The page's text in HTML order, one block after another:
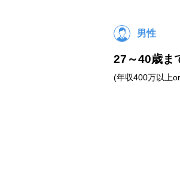
男性
27～40歳ま
(年収400万以上